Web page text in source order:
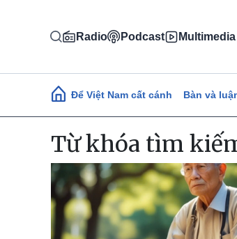
Radio Podcast Multimedia
Main navigation
Để Việt Nam cất cánh Bàn và
Từ khóa tìm